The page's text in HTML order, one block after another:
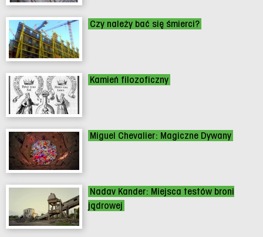
Czy należy bać się śmierci?
Kamień filozoficzny
Miguel Chevalier: Magiczne Dywany
Nadav Kander: Miejsca testów broni
jądrowej